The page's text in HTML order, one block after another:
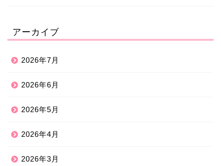
アーカイブ
2026年7月
2026年6月
2026年5月
2026年4月
2026年3月